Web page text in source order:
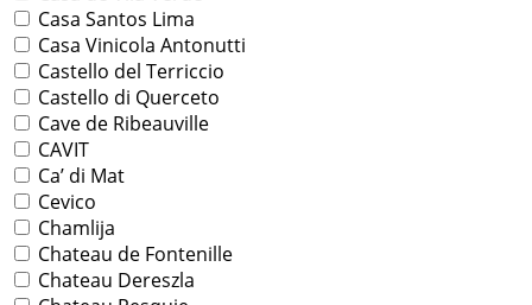
Casa Santos Lima
Casa Vinicola Antonutti
Castello del Terriccio
Castello di Querceto
Cave de Ribeauville
CAVIT
Ca’ di Mat
Cevico
Chamlija
Chateau de Fontenille
Chateau Dereszla